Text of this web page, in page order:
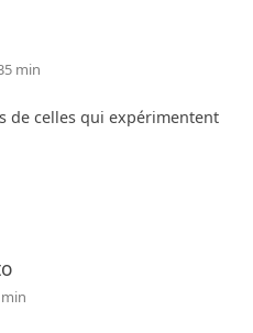
min
de celles qui expérimentent